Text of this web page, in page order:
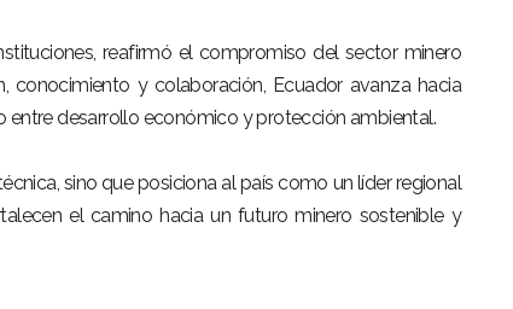
reafirmó el compromiso del sector minero
conocimiento y colaboración, Ecuador avanza hacia
entre desarrollo económico y protección ambiental.
sino que posiciona al país como un líder regional
el camino hacia un futuro minero sostenible y